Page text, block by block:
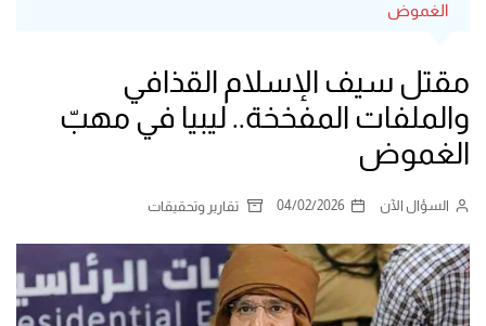
الغموض
مقتل سيف الإسلام القذافي
والملفات المفخخة.. ليبيا في مهبّ
الغموض
السؤال الآن 04/02/2026 تقارير وتحقيقات